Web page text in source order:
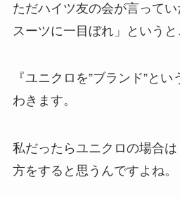
ただハイツ友の会が言って
スーツに一目ぼれ」という
『ユニクロを”ブランド”とい
わきます。
私だったらユニクロの場合
方をすると思うんですよね。